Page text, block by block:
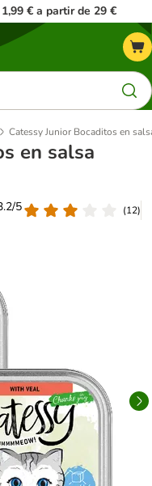
€ a partir de 29 €
Catessy Junior Bocaditos en
en salsa
5
(12)